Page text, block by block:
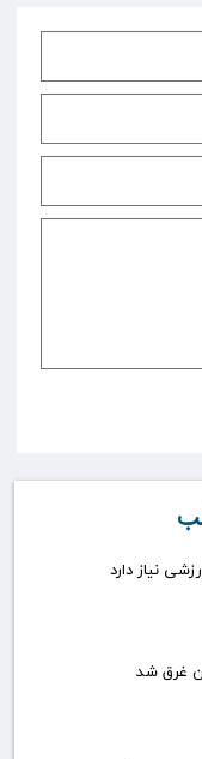
نیاز دارد
غرق شد